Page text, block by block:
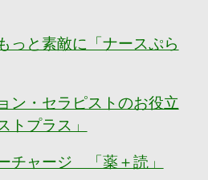
っと素敵に「ナースぷら
ン・セラピストのお役立
トプラス」
チャージ 「薬＋読」